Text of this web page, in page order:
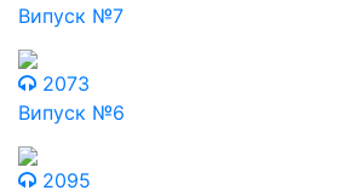
Випуск №7
2073
Випуск №6
2095